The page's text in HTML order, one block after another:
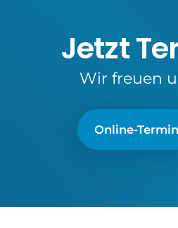
Jetzt
Wir freuen
Online-Termin